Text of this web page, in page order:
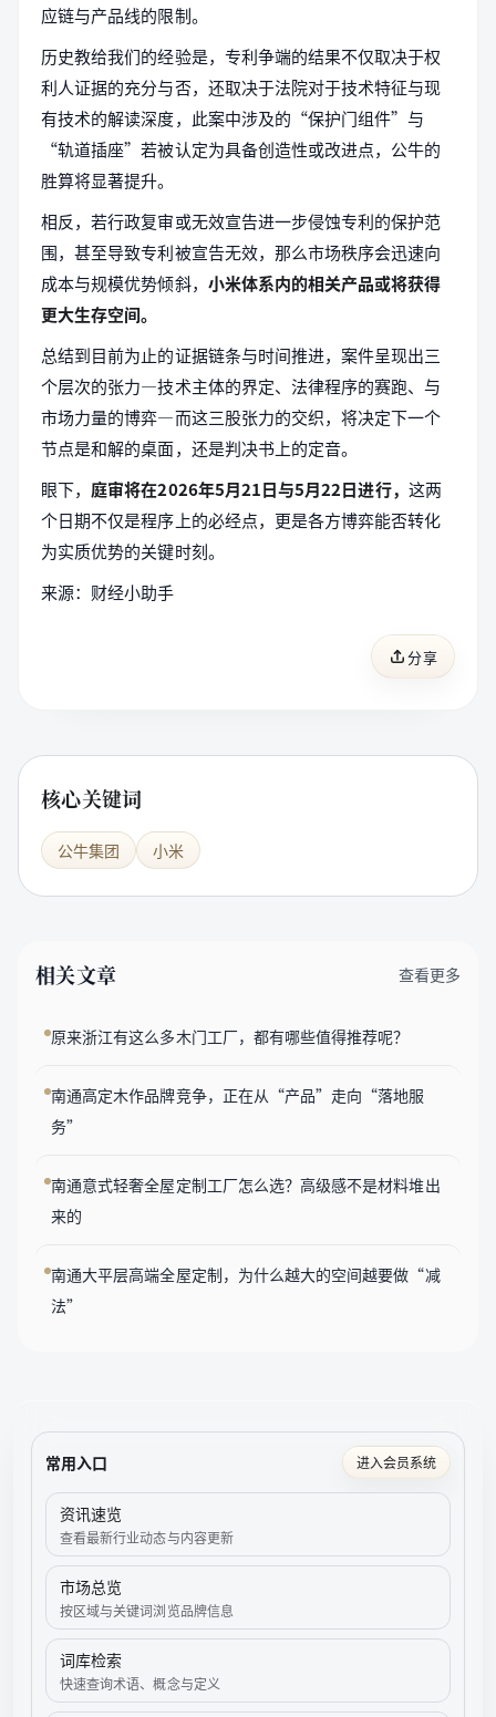
应链与产品线的限制。
历史教给我们的经验是，专利争端的结果不仅取决于权
利人证据的充分与否，还取决于法院对于技术特征与现
有技术的解读深度，此案中涉及的“保护门组件”与
“轨道插座”若被认定为具备创造性或改进点，公牛的
胜算将显著提升。
相反，若行政复审或无效宣告进一步侵蚀专利的保护范
围，甚至导致专利被宣告无效，那么市场秩序会迅速向
成本与规模优势倾斜， 小米体系内的相关产品或将获得
更大生存空间。
总结到目前为止的证据链条与时间推进，案件呈现出三
个层次的张力—技术主体的界定、法律程序的赛跑、与
市场力量的博弈—而这三股张力的交织，将决定下一个
节点是和解的桌面，还是判决书上的定音。
眼下， 庭审将在2026年5月21日与5月22日进行， 这两
个日期不仅是程序上的必经点，更是各方博弈能否转化
为实质优势的关键时刻。
来源：财经小助手
分享
核心关键词
公牛集团 小米
相关文章 查看更多
原来浙江有这么多木门工厂，都有哪些值得推荐呢？
南通高定木作品牌竞争，正在从“产品”走向“落地服
务”
南通意式轻奢全屋定制工厂怎么选？高级感不是材料堆出
来的
南通大平层高端全屋定制，为什么越大的空间越要做“减
法”
常用入口 进入会员系统
资讯速览
查看最新行业动态与内容更新
市场总览
按区域与关键词浏览品牌信息
词库检索
快速查询术语、概念与定义